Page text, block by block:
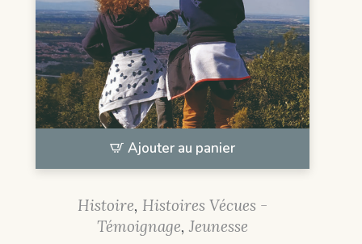
Ajouter au panier
Histoire, Histoires Vécues -
Témoignage, Jeunesse